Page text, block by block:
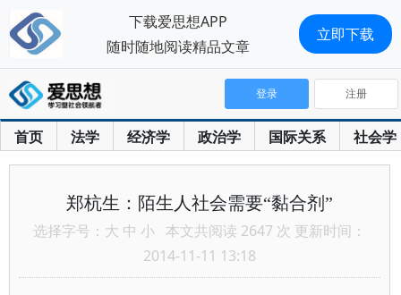
首页 法学 经济学 政治学 国际关系 社会学
登录 注册
郑杭生：陌生人社会需要“黏合剂”
选择字号： 大 中 小 本文共阅读 2647 次 更新时间：
2014-11-11 13:18
下载爱思想APP
随时随地阅读精品文章
立即下载